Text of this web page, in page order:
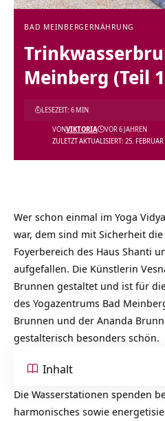
BAD MEINBERG ERNÄHRUNG
Meinberg (Teil
ZULETZT AKTUALISIERT: 25.
VONVIKTORIA VOR 6 JAHREN
LESEZEIT: 6 MIN
Wer schon einmal im Yoga
war, dem sind mit Sicherheit
Foyerbereich des Haus Shanti
aufgefallen. Die Künstlerin
Brunnen gestaltet und ist für
des Yogazentrums Bad
Brunnen und der Ananda
gestalterisch besonders schön.
Inhalt
Die Wasserstationen spenden
harmonisches sowie